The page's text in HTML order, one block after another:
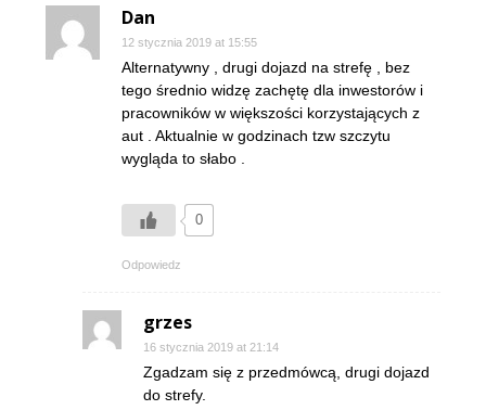
Dan
12 stycznia 2019 at 15:55
Alternatywny , drugi dojazd na strefę , bez
tego średnio widzę zachętę dla inwestorów i
pracowników w większości korzystających z
aut . Aktualnie w godzinach tzw szczytu
wygląda to słabo .
0
Odpowiedz
grzes
16 stycznia 2019 at 21:14
Zgadzam się z przedmówcą, drugi dojazd
do strefy.